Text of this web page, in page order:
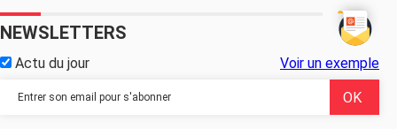
NEWSLETTERS
Actu du jour Voir un exemple